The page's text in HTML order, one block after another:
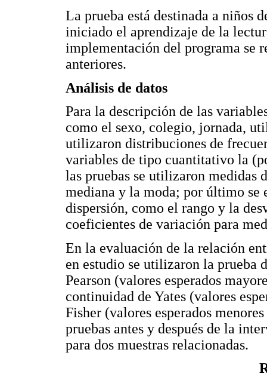
La prueba está destinada a niños
iniciado el aprendizaje de la
implementación del programa se
anteriores.
Análisis de datos
Para la descripción de las
como el sexo, colegio, jornada,
utilizaron distribuciones de
variables de tipo cuantitativo la
las pruebas se utilizaron medidas
mediana y la moda; por último
dispersión, como el rango y la
coeficientes de variación para
En la evaluación de la relación
en estudio se utilizaron la prueba
Pearson (valores esperados
continuidad de Yates (valores
Fisher (valores esperados
pruebas antes y después de la
para dos muestras relacionadas.